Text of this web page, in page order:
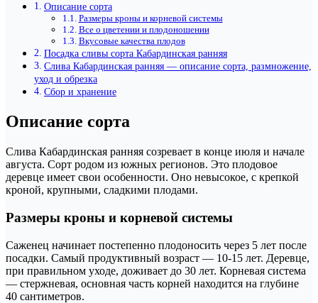
Описание сорта
Размеры кроны и корневой системы
Все о цветении и плодоношении
Вкусовые качества плодов
Посадка сливы сорта Кабардинская ранняя
Слива Кабардинская ранняя — описание сорта, размножение,
уход и обрезка
Сбор и хранение
Описание сорта
Слива Кабардинская ранняя созревает в конце июля и начале
августа. Сорт родом из южных регионов. Это плодовое
деревце имеет свои особенности. Оно невысокое, с крепкой
кроной, крупными, сладкими плодами.
Размеры кроны и корневой системы
Саженец начинает постепенно плодоносить через 5 лет после
посадки. Самый продуктивный возраст — 10-15 лет. Деревце,
при правильном уходе, доживает до 30 лет. Корневая система
— стержневая, основная часть корней находится на глубине
40 сантиметров.